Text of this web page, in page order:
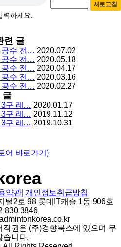
새로고침
하세요.
련 글
공수 전… 2020.07.02
공수 전… 2020.05.18
공수 전… 2020.04.17
공수 전… 2020.03.16
공수 전… 2020.02.27
글
3구 레… 2020.01.17
3구 레… 2019.11.12
3구 레… 2019.10.31
약관 개인정보취급방침
털2로 98 롯데IT캐슬 1동 906호
830 3846
권은 (주)경향북스에 있으며 무
습니다.